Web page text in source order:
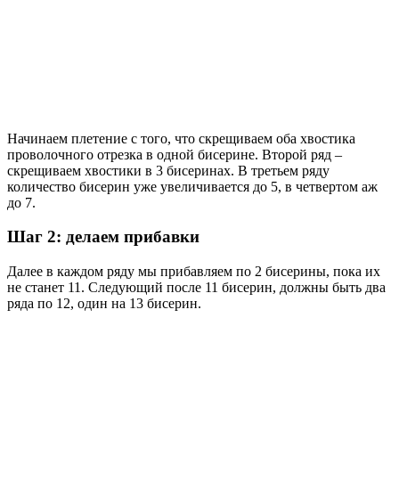
Начинаем плетение с того, что скрещиваем оба хвостика
проволочного отрезка в одной бисерине. Второй ряд –
скрещиваем хвостики в 3 бисеринах. В третьем ряду
количество бисерин уже увеличивается до 5, в четвертом аж
до 7.
Шаг 2: делаем прибавки
Далее в каждом ряду мы прибавляем по 2 бисерины, пока их
не станет 11. Следующий после 11 бисерин, должны быть два
ряда по 12, один на 13 бисерин.